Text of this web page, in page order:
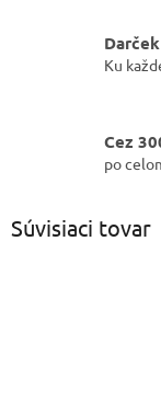
Ku
Cez
po
Súvisiaci tovar